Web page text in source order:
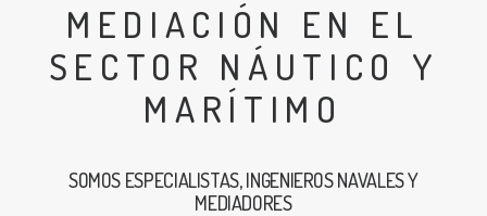
MEDIACIÓN EN EL
SECTOR NÁUTICO Y
MARÍTIMO
SOMOS ESPECIALISTAS, INGENIEROS NAVALES Y
MEDIADORES